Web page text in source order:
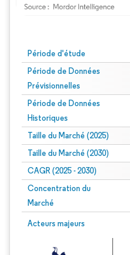
Période d'étude
Période de Données
Prévisionnelles
Période de Données
Historiques
Taille du Marché (2025)
Taille du Marché (2030)
CAGR (2025 - 2030)
Concentration du
Marché
Acteurs majeurs